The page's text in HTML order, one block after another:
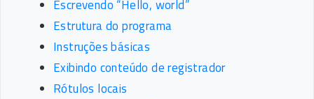
Escrevendo “Hello, world”
Estrutura do programa
Instruções básicas
Exibindo conteúdo de registrador
Rótulos locais